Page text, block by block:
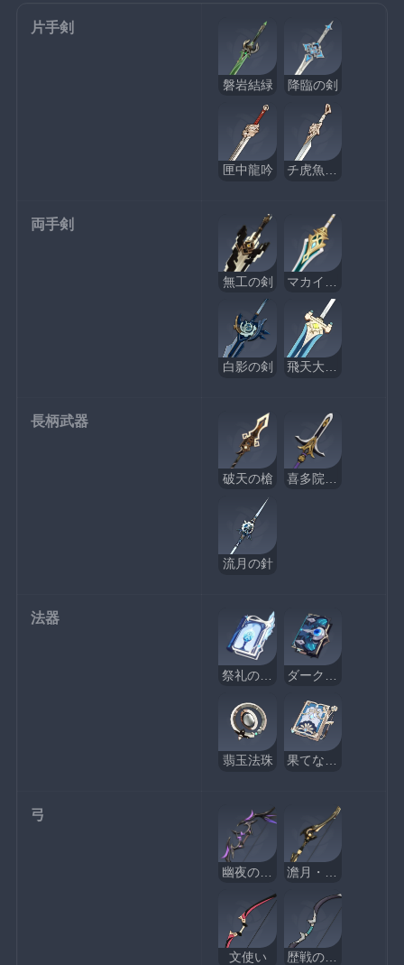
片手剣
磐岩結緑 降臨の剣
匣中龍吟 チ虎魚の刀
両手剣
無工の剣
白影の剣 飛天大御剣
長柄武器
破天の槍
流月の針
法器
祭礼の断片
翡玉法珠 果てなき紺碧の唄
弓
幽夜のワルツ
文使い 歴戦の狩猟弓